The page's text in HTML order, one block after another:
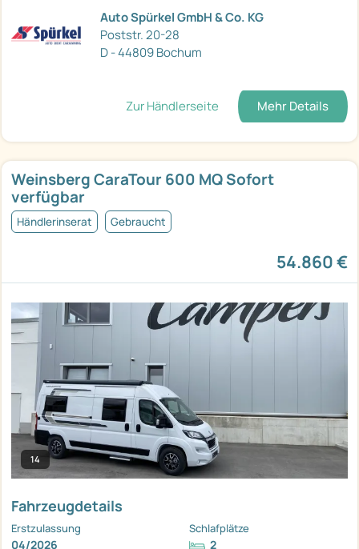
Auto Spürkel GmbH & Co. KG
Poststr. 20-28
D - 44809 Bochum
Zur Händlerseite Mehr Details
Weinsberg CaraTour 600 MQ Sofort
verfügbar
Händlerinserat Gebraucht
54.860 €
14
Fahrzeugdetails
Erstzulassung
04/2026
Schlafplätze
2